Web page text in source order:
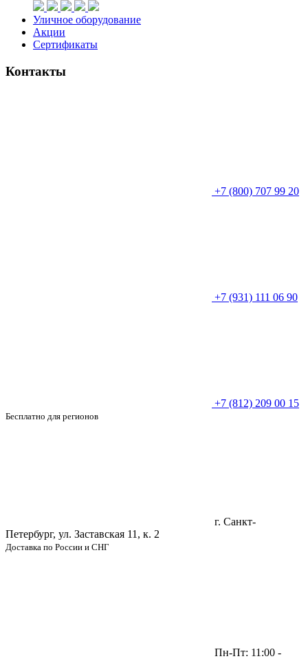
Уличное оборудование
Акции
Сертификаты
Контакты
+7 (800) 707 99 20
+7 (931) 111 06 90
+7 (812) 209 00 15
Бесплатно для регионов
г. Санкт-
Петербург, ул. Заставская 11, к. 2
Доставка по России и СНГ
Пн-Пт: 11:00 -